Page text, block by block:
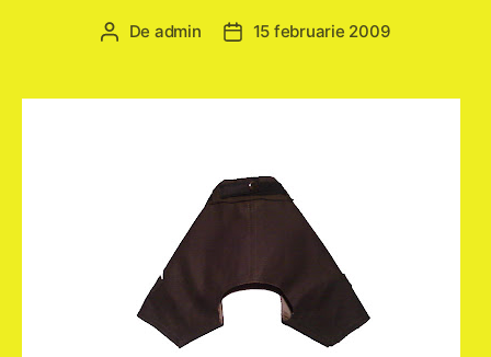
Autor
De admin
Dată15 februarie 2009